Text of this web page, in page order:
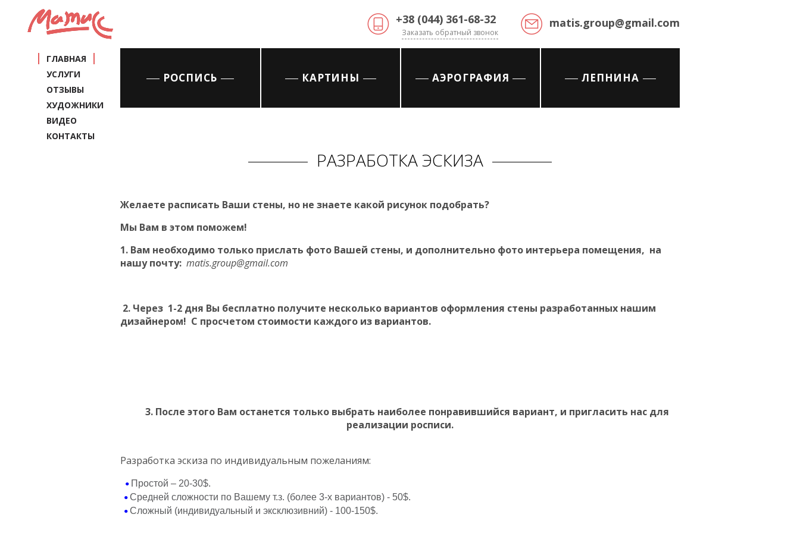
matis.group@gmail.com
+38 (044) 361-68-32
Заказать обратный звонок
ГЛАВНАЯ
УСЛУГИ
ОТЗЫВЫ
ХУДОЖНИКИ
ВИДЕО
КОНТАКТЫ
РОСПИСЬ КАРТИНЫ АЭРОГРАФИЯ ЛЕПНИНА
РАЗРАБОТКА ЭСКИЗА
Желаете расписать Ваши стены, но не знаете какой рисунок подобрать?
Мы Вам в этом поможем!
1. Вам необходимо только прислать фото Вашей стены, и дополнительно фото интерьера помещения, на
нашу почту: matis.group@gmail.com
2. Через 1-2 дня Вы бесплатно получите несколько вариантов оформления стены разработанных нашим
дизайнером! С просчетом стоимости каждого из вариантов.
3. После этого Вам останется только выбрать наиболее понравившийся вариант, и пригласить нас для
реализации росписи.
Разработка эскиза по индивидуальным пожеланиям:
• Простой – 20-30$.
• Средней сложности по Вашему т.з. (более 3-х вариантов) - 50$.
• Сложный (индивидуальный и эксклюзивний) - 100-150$.